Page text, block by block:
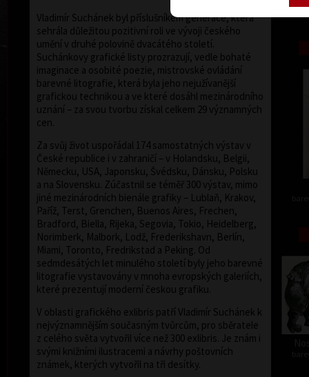
Vladimír Suchánek byl příslušníkem generace, která
sehrála důležitou pozitivní roli ve vývoji českého
umění v druhé polovině dvacátého století.
Suchánkovy grafické listy prozrazují, vedle bohaté
imaginace a osobité poezie, mistrovské ovládání
barevné litografie, která byla jeho nejužívanější
grafickou technikou a ve které dosáhl mezinárodního
uznání – za svou tvorbu získal celkem 29 významných
cen.
Za svůj život uspořádal 174 samostatných výstav v
České republice i v zahraničí – v Holandsku, Belgii,
Německu, USA, Japonsku, Švédsku, Dánsku, Polsku
a na Slovensku. Zúčastnil se téměř 300 výstav, mimo
jiné mezinárodních bienále grafiky – Lublaň, Krakov,
Paříž, Terst, Grenchen, Buenos Aires, Frechen,
Bradford, Biella, Rijeka, Segovia, Tokio, Heidelberg,
Norimberk, Malbork, Lodž, Frederikshavn, Berlín,
Miami, Toronto, Fredrikstad a Peking. Od
sedmdesátých let minulého století byly jeho barevné
litografie vystavovány v mnoha evropských galeriích,
které prezentují moderní českou grafiku.
V oblasti grafického exlibris patří Vladimír Suchánek k
nejvýznamnějším současným tvůrcům, pro sběratele
z celého světa vytvořil více než 300 exlibris. Je znám i
svými knižními ilustracemi a návrhy poštovních
známek, kterých vytvořil na tři desítky.